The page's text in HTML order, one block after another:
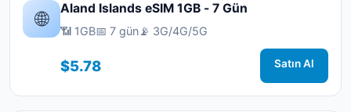
🌐 Aland Islands eSIM 1GB - 7 Gün
📶 1GB📅 7 gün📡 3G/4G/5G
$5.78 Satın Al